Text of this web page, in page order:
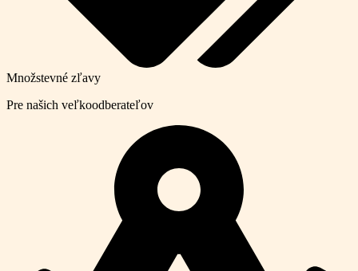
Množstevné zľavy
Pre našich veľkoodberateľov